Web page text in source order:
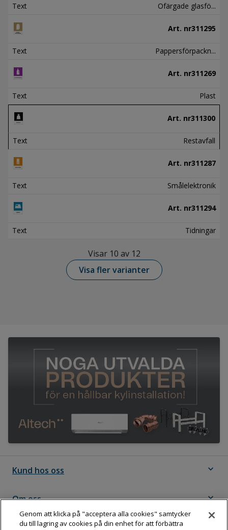
Text Ofärgade glasfö...
Art. nr311295
Text Pappersförpackn...
Art. nr311269
Text Plast
Art. nr311300
Text Restavfall
Art. nr311287
Text Smålelektronik
Art. nr311294
Text Tidningar
Visar 10 av 12
Visa fler varianter
Kund hos oss expand_more
Om oss expand_more
Följ Dahl
Genom att klicka på "acceptera alla cookies" samtycker
du till lagring av cookies på din enhet för att förbättra